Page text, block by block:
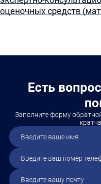
оценочных средств
Есть
Заполните форму